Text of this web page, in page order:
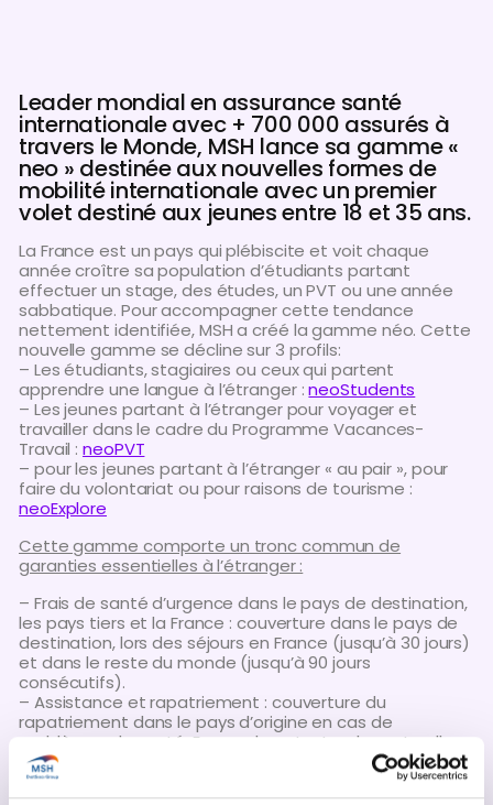
Leader mondial en assurance santé
internationale avec + 700 000 assurés à
travers le Monde, MSH lance sa gamme «
neo » destinée aux nouvelles formes de
mobilité internationale avec un premier
volet destiné aux jeunes entre 18 et 35 ans.
La France est un pays qui plébiscite et voit chaque
année croître sa population d’étudiants partant
effectuer un stage, des études, un PVT ou une année
sabbatique. Pour accompagner cette tendance
nettement identifiée, MSH a créé la gamme néo. Cette
nouvelle gamme se décline sur 3 profils:
– Les étudiants, stagiaires ou ceux qui partent
apprendre une langue à l’étranger :neoStudents
– Les jeunes partant à l’étranger pour voyager et
travailler dans le cadre du Programme Vacances-
Travail :neoPVT
– pour les jeunes partant à l’étranger « au pair », pour
faire du volontariat ou pour raisons de tourisme :
neoExplore
Cette gamme comporte un tronc commun de
garanties essentielles à l’étranger :
– Frais de santé d’urgence dans le pays de destination,
les pays tiers et la France : couverture dans le pays de
destination, lors des séjours en France (jusqu’à 30 jours)
et dans le reste du monde (jusqu’à 90 jours
consécutifs).
– Assistance et rapatriement : couverture du
rapatriement dans le pays d’origine en cas de
problèmes de santé. En cas de catastrophe naturelle
ou d’attentat, prise en charge du billet retour.
– Perte, vol, retard ou détérioration de bagages : prise